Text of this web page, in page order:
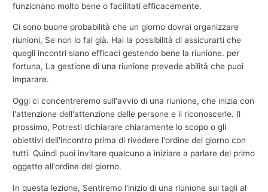
funzionano molto bene o facilitati efficacemente.
Ci sono buone probabilità che un giorno dovrai organizzare
riunioni, Se non lo fai già. Hai la possibilità di assicurarti che
quegli incontri siano efficaci gestendo bene la riunione. per
fortuna, La gestione di una riunione prevede abilità che puoi
imparare.
Oggi ci concentreremo sull'avvio di una riunione, che inizia con
l'attenzione dell'attenzione delle persone e il riconoscerle. Il
prossimo, Potresti dichiarare chiaramente lo scopo o gli
obiettivi dell'incontro prima di rivedere l'ordine del giorno con
tutti. Quindi puoi invitare qualcuno a iniziare a parlare del primo
oggetto all'ordine del giorno.
In questa lezione, Sentiremo l'inizio di una riunione sui tagli al